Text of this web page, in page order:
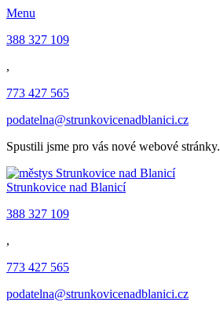
Menu
388 327 109
,
773 427 565
podatelna@strunkovicenadblanici.cz
Spustili jsme pro vás nové webové stránky.
Strunkovice nad Blanicí
388 327 109
,
773 427 565
podatelna@strunkovicenadblanici.cz